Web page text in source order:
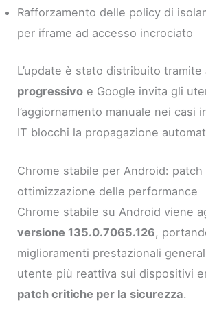
Rafforzamento delle policy di
per iframe ad accesso incrociato
L’update è stato distribuito tramite
progressivo e Google invita gli
l’aggiornamento manuale nei casi
IT blocchi la propagazione
Chrome stabile per Android:
ottimizzazione delle performance
Chrome stabile su Android viene
versione 135.0.7065.126,
miglioramenti prestazionali
utente più reattiva sui dispositivi
patch critiche per la sicurezza.